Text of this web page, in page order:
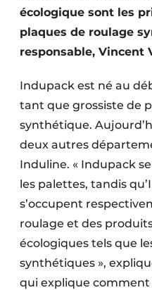
Géotextiles
Infrastructures
Rénovation
Sécurité incendie
Software
Techniques ferroviaires
Travaux ferroviaires
écologique sont les
plaques de roulage
responsable, Vincent
Indupack est né au
tant que grossiste de
synthétique.
deux autres
Induline. « Indupack
les palettes, tandis
s’occupent
roulage et des
écologiques tels que
synthétiques »,
qui explique comment